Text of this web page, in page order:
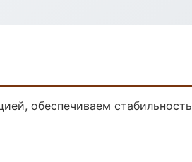
обеспечиваем стабильность